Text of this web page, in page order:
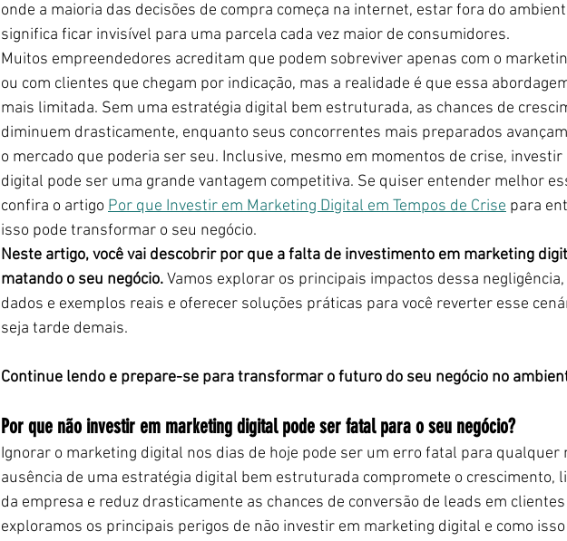
onde a maioria das decisões de compra começa na internet, estar fora do
significa ficar invisível para uma parcela cada vez maior de consumidores.
Muitos empreendedores acreditam que podem sobreviver apenas com o
ou com clientes que chegam por indicação, mas a realidade é que essa
mais limitada. Sem uma estratégia digital bem estruturada, as chances de
diminuem drasticamente, enquanto seus concorrentes mais preparados
o mercado que poderia ser seu. Inclusive, mesmo em momentos de crise,
digital pode ser uma grande vantagem competitiva. Se quiser entender melhor
confira o artigo Por que Investir em Marketing Digital em Tempos de Crise para
isso pode transformar o seu negócio.
Neste artigo, você vai descobrir por que a falta de investimento em marketing
matando o seu negócio. Vamos explorar os principais impactos dessa
dados e exemplos reais e oferecer soluções práticas para você reverter esse
seja tarde demais.
Continue lendo e prepare-se para transformar o futuro do seu negócio no
Por que não investir em marketing digital pode ser fatal para o seu negócio?
Ignorar o marketing digital nos dias de hoje pode ser um erro fatal para qualquer
ausência de uma estratégia digital bem estruturada compromete o crescimento,
da empresa e reduz drasticamente as chances de conversão de leads em
exploramos os principais perigos de não investir em marketing digital e como